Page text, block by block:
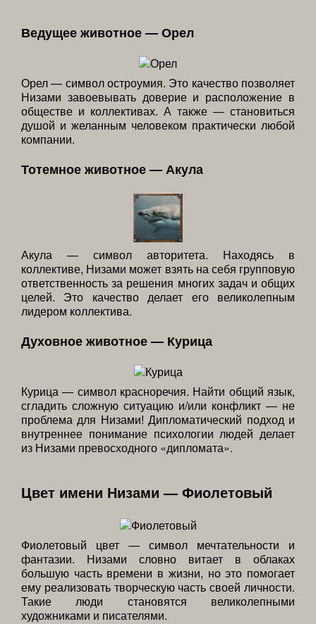
Ведущее животное — Орел
Орел — символ остроумия. Это качество позволяет
Низами завоевывать доверие и расположение в
обществе и коллективах. А также — становиться
душой и желанным человеком практически любой
компании.
Тотемное животное — Акула
Акула — символ авторитета. Находясь в
коллективе, Низами может взять на себя групповую
ответственность за решения многих задач и общих
целей. Это качество делает его великолепным
лидером коллектива.
Духовное животное — Курица
Курица — символ красноречия. Найти общий язык,
сгладить сложную ситуацию и/или конфликт — не
проблема для Низами! Дипломатический подход и
внутреннее понимание психологии людей делает
из Низами превосходного «дипломата».
Цвет имени Низами — Фиолетовый
Фиолетовый цвет — символ мечтательности и
фантазии. Низами словно витает в облаках
большую часть времени в жизни, но это помогает
ему реализовать творческую часть своей личности.
Такие люди становятся великолепными
художниками и писателями.